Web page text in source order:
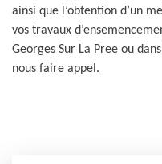
ainsi que l’obtention d’un
vos travaux
Georges Sur La Pree ou
nous faire appel.